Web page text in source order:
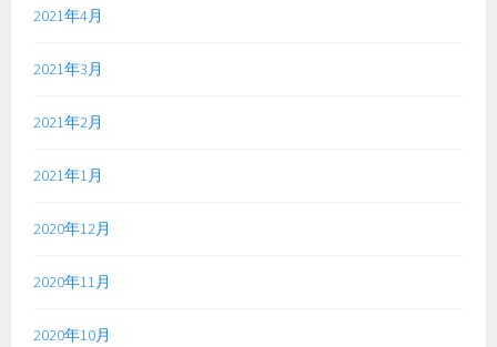
2021年4月
2021年3月
2021年2月
2021年1月
2020年12月
2020年11月
2020年10月